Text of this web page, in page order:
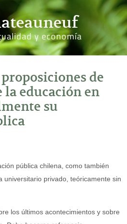
y economía
de
educación en
su
pública chilena, como también
universitario privado, teóricamente sin
los últimos acontecimientos y sobre